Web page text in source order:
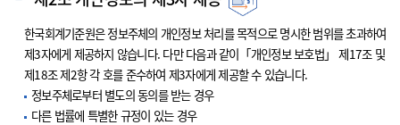
한국회계기준원은 정보주체의 개인정보 처리를 목적으로 명시한 범위를 초과하여
제3자에게 제공하지 않습니다. 다만 다음과 같이「개인정보 보호법」 제17조 및
제18조 제2항 각 호를 준수하여 제3자에게 제공할 수 있습니다.
정보주체로부터 별도의 동의를 받는 경우
다른 법률에 특별한 규정이 있는 경우